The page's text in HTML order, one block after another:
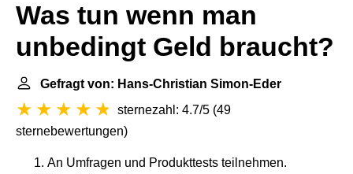
Was tun wenn man
unbedingt Geld braucht?
Gefragt von: Hans-Christian Simon-Eder
sternezahl: 4.7/5 (49
sternebewertungen)
An Umfragen und Produkttests teilnehmen.